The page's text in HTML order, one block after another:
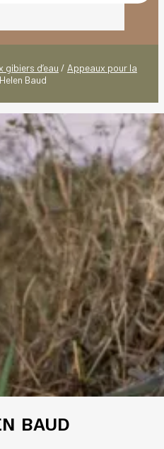
gibiers d’eau / Appeaux pour la
Helen Baud
BAUD